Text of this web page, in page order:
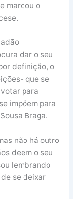
marcou o
dar o seu
definição, o
que se
votar para
impõem para
Braga.
não há outro
deem o seu
lembrando
se deixar